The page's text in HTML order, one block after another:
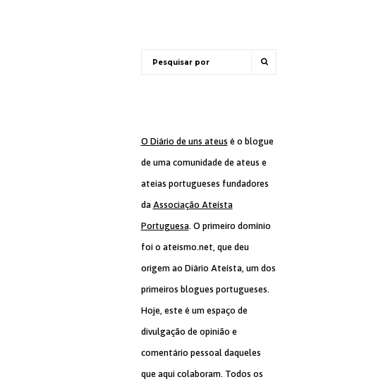
O Diário de uns ateus é o blogue
de uma comunidade de ateus e
ateias portugueses fundadores
da Associação Ateísta
Portuguesa. O primeiro domínio
foi o ateismo.net, que deu
origem ao Diário Ateísta, um dos
primeiros blogues portugueses.
Hoje, este é um espaço de
divulgação de opinião e
comentário pessoal daqueles
que aqui colaboram. Todos os